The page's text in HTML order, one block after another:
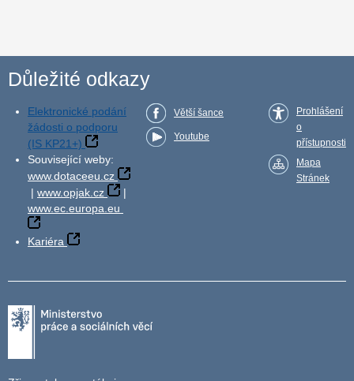
Důležité odkazy
Elektronické podání
žádosti o podporu
(IS KP21+)
Související weby:
www.dotaceeu.cz
| www.opjak.cz
|
www.ec.europa.eu
Kariéra
Větší šance
Youtube
Prohlášení
o
přístupnosti
Mapa
Stránek